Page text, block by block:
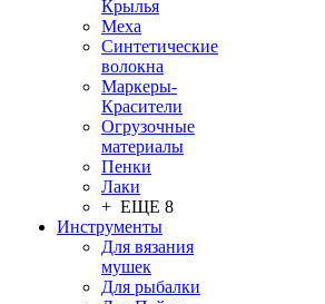
Крылья
Меха
Синтетические
волокна
Маркеры-
Красители
Огрузочные
материалы
Пенки
Лаки
+ ЕЩЕ 8
Инструменты
Для вязания
мушек
Для рыбалки